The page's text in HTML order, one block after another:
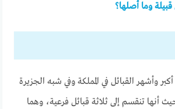
وأشهر القبائل في المملكة وفي شبه الجزيرة
أنها تنقسم إلى ثلاثة قبائل فرعية، وهما